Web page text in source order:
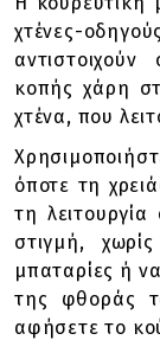
χτένες-
κοπής χάρη
χτένα, που
όποτε τη
τη
στιγμή,
μπαταρίες ή
της φθοράς
αφήσετε το